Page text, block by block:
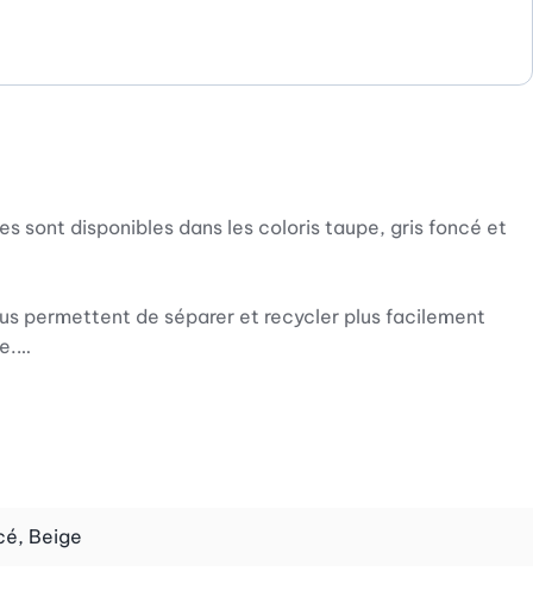
sont disponibles dans les coloris taupe, gris foncé et
permettent de séparer et recycler plus facilement
de liquide vaisselle.
Beige